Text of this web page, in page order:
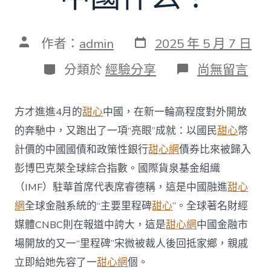
文 作者： admin 發
表
日
期
2025 年 5 月 7 日
分
類
分類於 經驗分享 在
〈國
銳
評
｜
納
甜
心
甜
包
養
網
進
彭
博
尚無留言
方才進進4月的甜心中國，在新一輪高程度對外開放
的奔馳中，又跑出了一項“亮眼”成就：以國民甜心幣
計價的中國國債和政策性銀行甜心網債券比來被歸入
彭博巴克萊全球綜合指數。國際貨泉基金組織
（IMF）駐華首席代表席睿德稱，這是中國融進甜心
網全球金融系統的“主要里程碑甜心”。全球著名財經
媒體CNBC則在報道中誇大，這是甜心網中國金融市
場開放的又一“里程碑”宋微被裁人後回抵家鄉，親戚
立即給她先容了一甜心網個。